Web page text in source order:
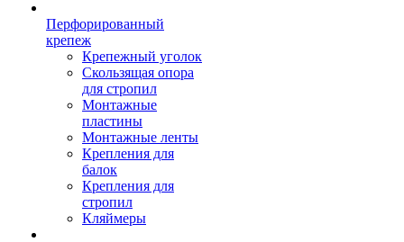
Перфорированный
крепеж
Крепежный уголок
Скользящая опора
для стропил
Монтажные
пластины
Монтажные ленты
Крепления для
балок
Крепления для
стропил
Кляймеры